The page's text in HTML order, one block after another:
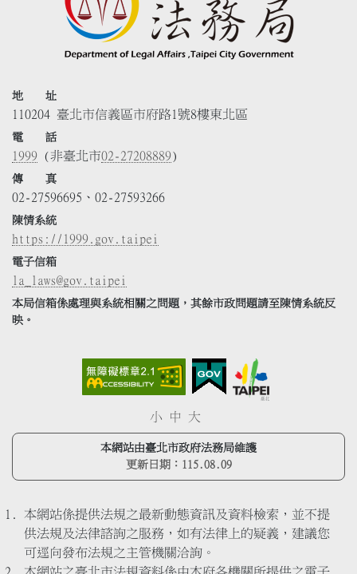
地 址
110204 臺北市信義區市府路1號8樓東北區
電 話
1999 (非臺北市02-27208889)
傳 真
02-27596695、02-27593266
陳情系統
https://1999.gov.taipei
電子信箱
la_laws@gov.taipei
本局信箱係處理與系統相關之問題，其餘市政問題請至陳情系統反
映。
小 中 大
本網站由臺北市政府法務局維護
更新日期： 115.08.09
本網站係提供法規之最新動態資訊及資料檢索，並不提
供法規及法律諮詢之服務，如有法律上的疑義，建議您
可逕向發布法規之主管機關洽詢。
本網站之臺北市法規資料係由本府各機關所提供之電子